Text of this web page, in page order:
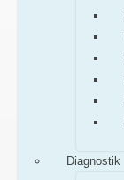
Diagnostik